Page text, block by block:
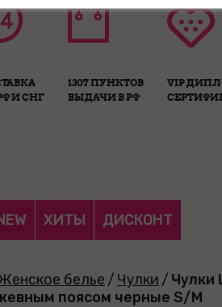
И СНГ
1307 ПУНКТОВ
ВЫДАЧИ В РФ
VIP
ХИТЫ ДИСКОНТ
белье / Чулки / Чулки
поясом черные S/M